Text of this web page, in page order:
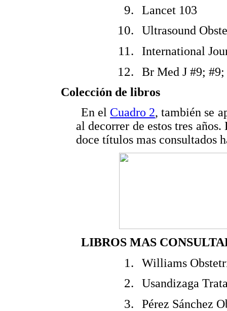
Lancet 103
Ultrasound
International
Br Med J #9;
Colección de libros
En el Cuadro 2, también se
al decorrer de estos tres
doce títulos mas consultados
LIBROS MAS
Williams
Usandizaga
Pérez Sánchez